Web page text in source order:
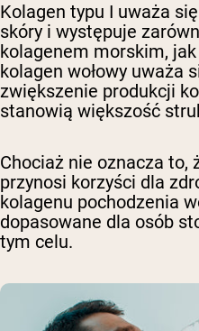
Kolagen typu I uważa
skóry i występuje
kolagenem morskim,
kolagen wołowy uważa
zwiększenie produkcji
stanowią większość
Chociaż nie oznacza to,
przynosi korzyści dla
kolagenu pochodzenia
dopasowane dla osób
tym celu.